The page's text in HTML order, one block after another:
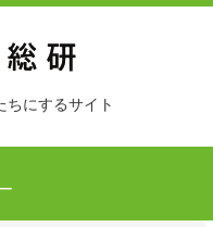
にするサイト